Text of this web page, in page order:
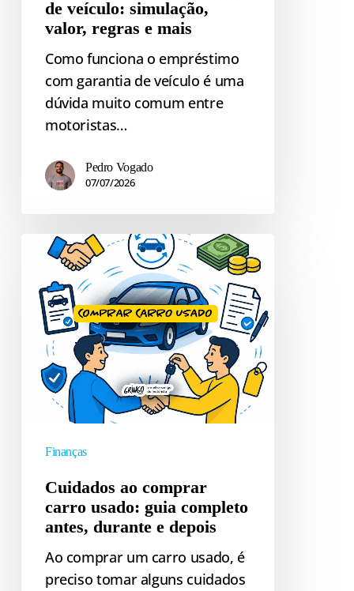
de veículo: simulação,
valor, regras e mais
Como funciona o empréstimo
com garantia de veículo é uma
dúvida muito comum entre
motoristas…
Pedro Vogado
07/07/2026
Cuidados
comprar
carro
usado:
guia
completo
antes,
durante
Finanças
Cuidados ao comprar
carro usado: guia completo
antes, durante e depois
Ao comprar um carro usado, é
preciso tomar alguns cuidados